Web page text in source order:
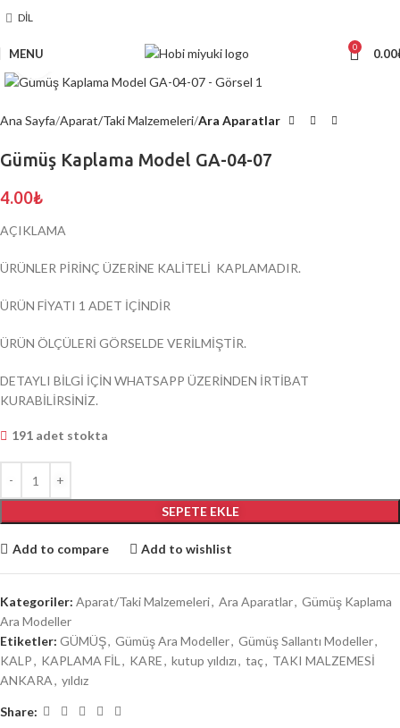
DIL
MENU 0 0.00
Ana Sayfa Aparat/Taki Malzemeleri Ara Aparatlar
Gümüş Kaplama Model GA-04-07
4.00₺
AÇIKLAMA
ÜRÜNLER PİRİNÇ ÜZERİNE KALİTELİ KAPLAMADIR.
ÜRÜN FİYATI 1 ADET İÇİNDİR
ÜRÜN ÖLÇÜLERİ GÖRSELDE VERİLMİŞTİR.
DETAYLI BİLGİ İÇİN WHATSAPP ÜZERİNDEN İRTİBAT
KURABİLİRSİNİZ.
191 adet stokta
SEPETE EKLE
Add to compare Add to wishlist
Kategoriler: Aparat/Taki Malzemeleri, Ara Aparatlar, Gümüş Kaplama
Ara Modeller
Etiketler: GÜMÜŞ, Gümüş Ara Modeller, Gümüş Sallantı Modeller,
KALP, KAPLAMA FİL, KARE, kutup yıldızı, taç, TAKI MALZEMESİ
ANKARA, yıldız
Share: